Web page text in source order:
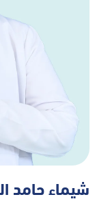
شيماء حامد